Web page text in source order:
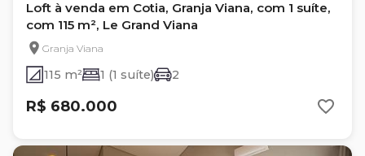
Loft à venda em Cotia, Granja Viana, com 1 suíte,
com 115 m², Le Grand Viana
Granja Viana
115 m² 1 (1 suíte) 2
R$ 680.000